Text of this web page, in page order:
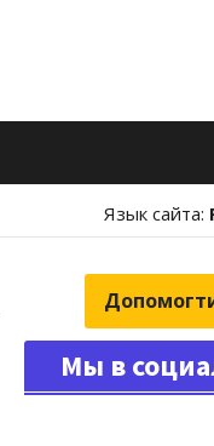
Язык сайта:
Мы в